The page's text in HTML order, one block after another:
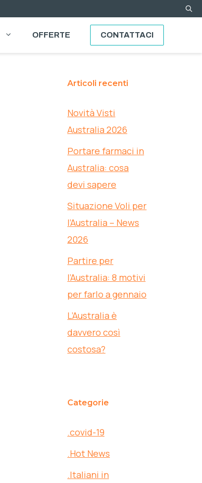
OFFERTE CONTATTACI
Articoli recenti
Novità Visti
Australia 2026
Portare farmaci in
Australia: cosa
devi sapere
Situazione Voli per
l’Australia – News
2026
Partire per
l’Australia: 8 motivi
per farlo a gennaio
L’Australia è
davvero così
costosa?
Categorie
.covid-19
.Hot News
.Italiani in